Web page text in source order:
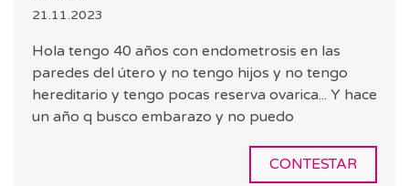
21.11.2023
Hola tengo 40 años con endometrosis en las
paredes del útero y no tengo hijos y no tengo
hereditario y tengo pocas reserva ovarica... Y hace
un año q busco embarazo y no puedo
CONTESTAR